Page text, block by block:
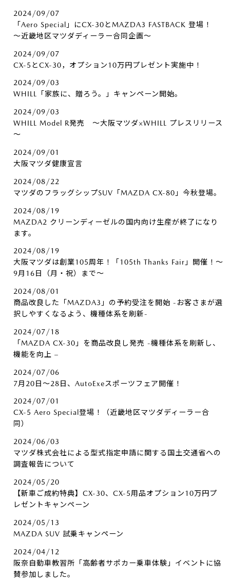
2024/09/07
「Aero Special」にCX-30とMAZDA3 FASTBACK 登場！
～近畿地区マツダディーラー合同企画～
2024/09/07
CX-5とCX-30，オプション10万円プレゼント実施中！
2024/09/03
WHILL「家族に、贈ろう。」キャンペーン開始。
2024/09/03
WHILL Model R発売 ～大阪マツダ×WHILL プレスリリース
～
2024/09/01
大阪マツダ健康宣言
2024/08/22
マツダのフラッグシップSUV「MAZDA CX-80」今秋登場。
2024/08/19
MAZDA2 クリーンディーゼルの国内向け生産が終了になり
ます。
2024/08/19
大阪マツダは創業105周年！「105th Thanks Fair」開催！～
9月16日（月・祝）まで～
2024/08/01
商品改良した「MAZDA3」の予約受注を開始 -お客さまが選
択しやすくなるよう、機種体系を刷新-
2024/07/18
「MAZDA CX-30」を商品改良し発売 -機種体系を刷新し、
機能を向上 –
2024/07/06
7月20日～28日、AutoExeスポーツフェア開催！
2024/07/01
CX-5 Aero Special登場！（近畿地区マツダディーラー合
同）
2024/06/03
マツダ株式会社による型式指定申請に関する国土交通省への
調査報告について
2024/05/20
【新車ご成約特典】CX-30、CX-5用品オプション10万円プ
レゼントキャンペーン
2024/05/13
MAZDA SUV 試乗キャンペーン
2024/04/12
阪奈自動車教習所「高齢者サポカー乗車体験」イベントに協
賛参加しました。